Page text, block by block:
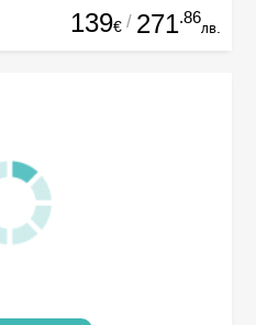
139€ / 271.86
лв.